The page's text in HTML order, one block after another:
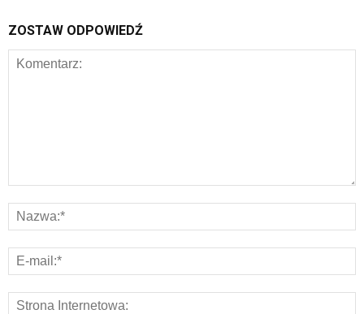
ZOSTAW ODPOWIEDŹ